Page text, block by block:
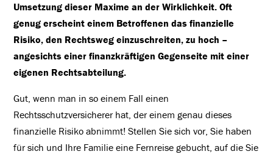
Umsetzung dieser Maxime an der Wirklichkeit. Oft
genug erscheint einem Betroffenen das finanzielle
Risiko, den Rechtsweg einzuschreiten, zu hoch –
angesichts einer finanzkräftigen Gegenseite mit einer
eigenen Rechtsabteilung.
Gut, wenn man in so einem Fall einen
Rechtsschutzversicherer hat, der einem genau dieses
finanzielle Risiko abnimmt! Stellen Sie sich vor, Sie haben
für sich und Ihre Familie eine Fernreise gebucht, auf die Sie